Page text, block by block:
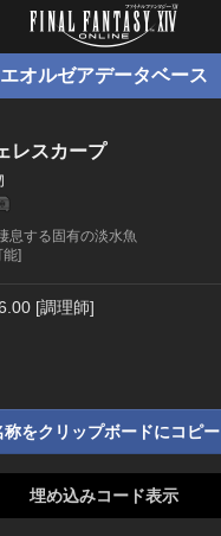
エオルゼアデータベース
レスカープ
息する固有の淡水魚
]
[調理師]
称をクリップボードにコピー
埋め込みコード表示